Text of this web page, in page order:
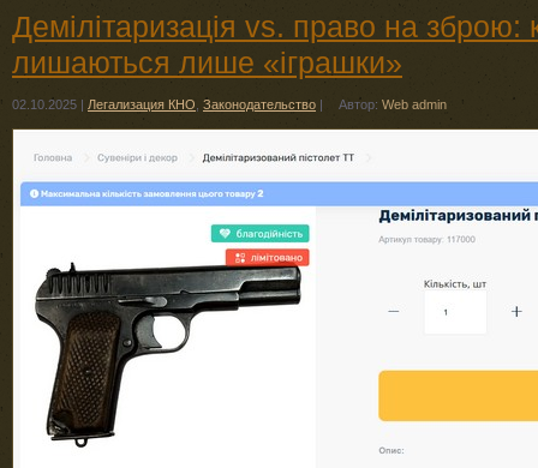
Демілітаризація vs. право на
лишаються лише «іграшки»
02.10.2025 | Легализация КНО Законодательство | Автор: Web admin